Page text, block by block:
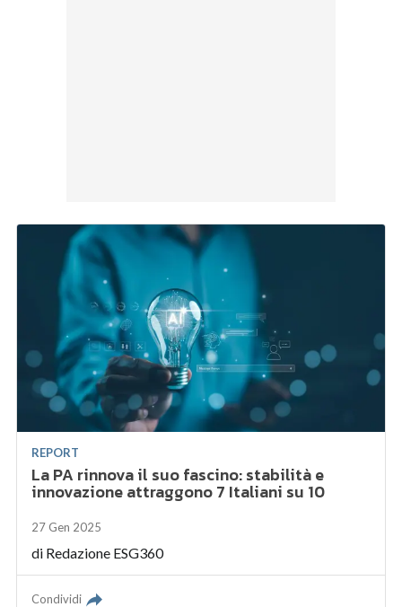
REPORT
La PA rinnova il suo fascino: stabilità e
innovazione attraggono 7 Italiani su 10
27 Gen 2025
di Redazione ESG360
Condividi